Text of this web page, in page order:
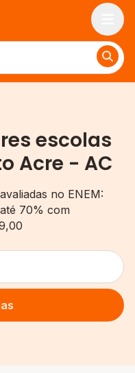
escolas
Acre - AC
no ENEM:
70% com